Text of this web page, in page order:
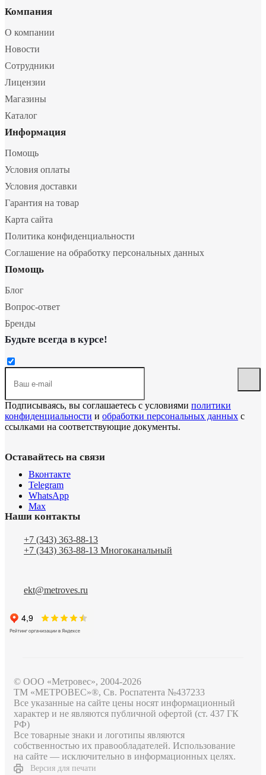
Компания
О компании
Новости
Сотрудники
Лицензии
Магазины
Каталог
Информация
Помощь
Условия оплаты
Условия доставки
Гарантия на товар
Карта сайта
Политика конфиденциальности
Соглашение на обработку персональных данных
Помощь
Блог
Вопрос-ответ
Бренды
Будьте всегда в курсе!
Подписываясь, вы соглашаетесь с условиями политики
конфиденциальности и обработки персональных данных с
ссылками на соответствующие документы.
Оставайтесь на связи
Вконтакте
Telegram
WhatsApp
Max
Наши контакты
+7 (343) 363-88-13
+7 (343) 363-88-13 Многоканальный
ekt@metroves.ru
© ООО «Метровес», 2004-2026
ТМ «МЕТРОВЕС»®, Св. Роспатента №4​3​7​2​3​3
Все указанные на сайте цены носят информационный
характер и не являются публичной офертой (ст. 437 ГК
РФ)
Все товарные знаки и логотипы являются
собственностью их правообладателей. Использование
на сайте — исключительно в информационных целях.
Версия для печати